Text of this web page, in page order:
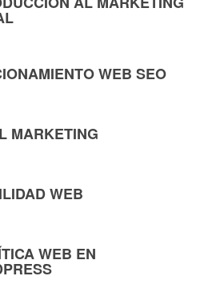
WEB SEO
MARKETING
WEB
WEB EN